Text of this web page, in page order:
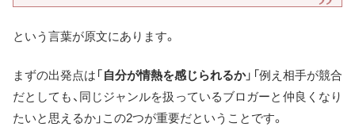
という言葉が原文にあります。
まずの出発点は「自分が情熱を感じられるか」「例え相手が競合
だとしても、同じジャンルを扱っているブロガーと仲良くなり
たいと思えるか」この2つが重要だということです。